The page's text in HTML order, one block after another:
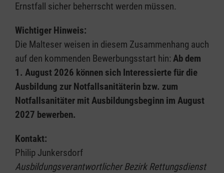
Ernstfall sicher beherrscht werden müssen.
Wichtiger Hinweis:
Die Malteser weisen in diesem Zusammenhang auch
auf den kommenden Bewerbungsstart hin: Ab dem
1. August 2026 können sich Interessierte für die
Ausbildung zur Notfallsanitäterin bzw. zum
Notfallsanitäter mit Ausbildungsbeginn im August
2027 bewerben.
Kontakt:
Philip Junkersdorf
Ausbildungsverantwortlicher Bezirk Rettungsdienst